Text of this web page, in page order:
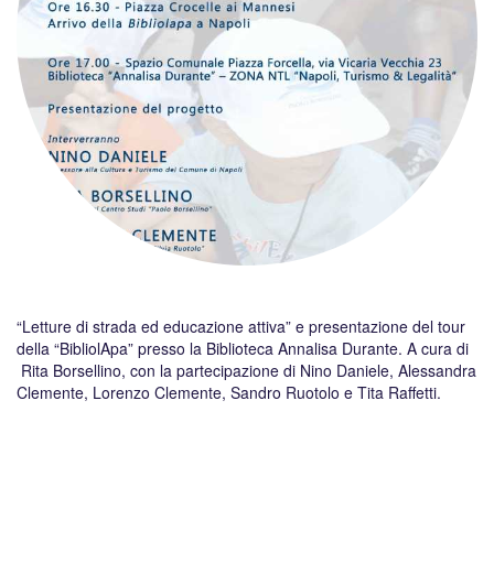
“Letture di strada ed educazione attiva” e presentazione del tour
della “BibliolApa” presso la Biblioteca Annalisa Durante. A cura di
Rita Borsellino, con la partecipazione di Nino Daniele, Alessandra
Clemente, Lorenzo Clemente, Sandro Ruotolo e Tita Raffetti.